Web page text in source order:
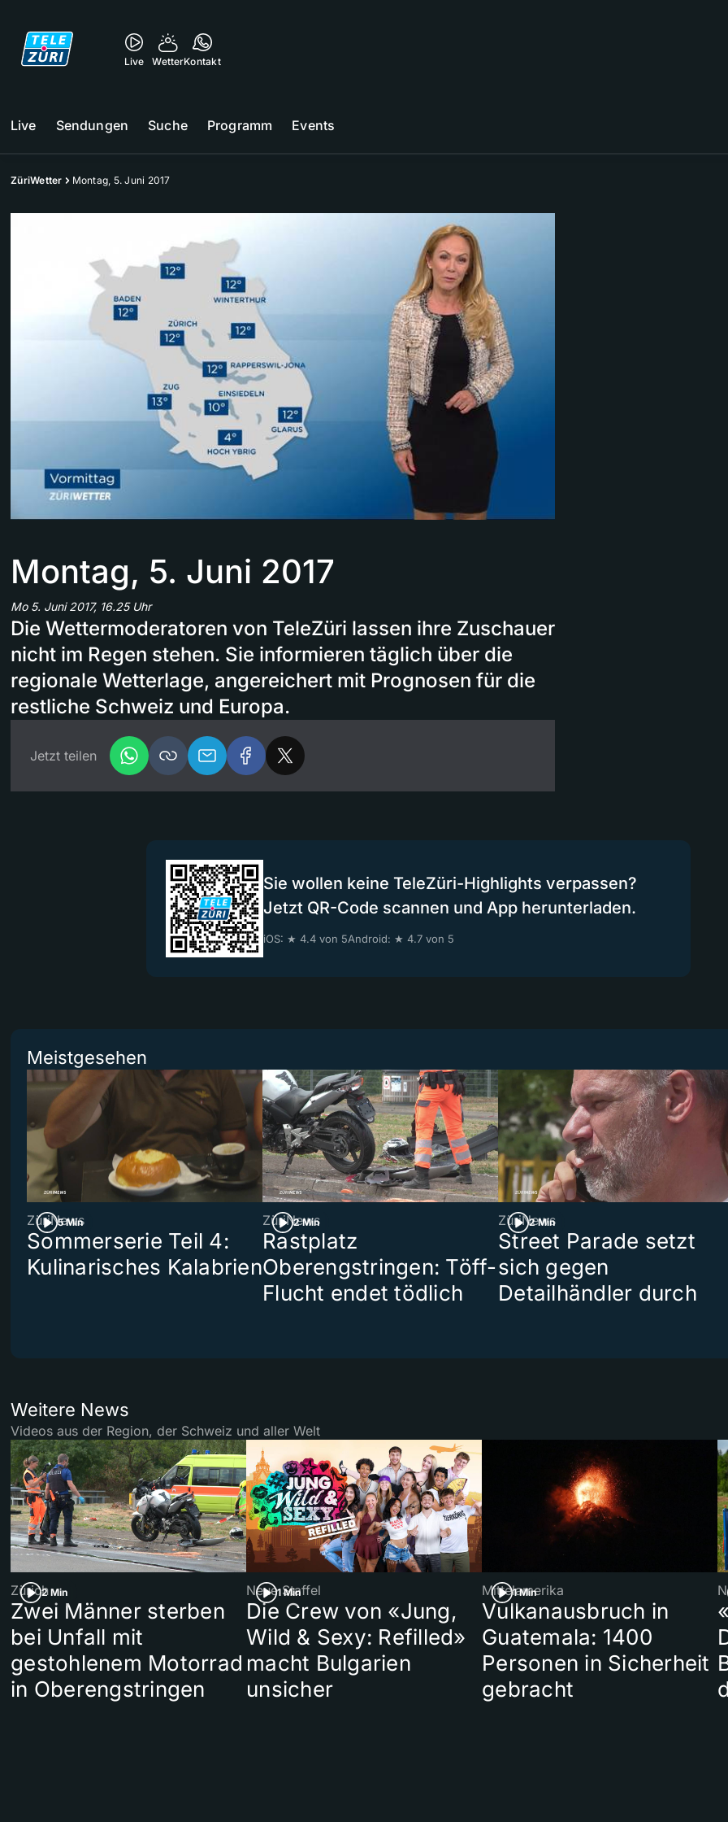
Live WetterKontakt
Live Sendungen Suche Programm Events
ZüriWetter Montag, 5. Juni 2017
Montag, 5. Juni 2017
Mo 5. Juni 2017, 16.25 Uhr
Die Wettermoderatoren von TeleZüri lassen ihre Zuschauer
nicht im Regen stehen. Sie informieren täglich über die
regionale Wetterlage, angereichert mit Prognosen für die
restliche Schweiz und Europa.
Jetzt teilen
Sie wollen keine TeleZüri-Highlights verpassen?
Jetzt QR-Code scannen und App herunterladen.
iOS: ★ 4.4 von 5Android: ★ 4.7 von 5
Meistgesehen
5 Min
ZüriNews
Sommerserie Teil 4:
Kulinarisches Kalabrien
2 Min
ZüriNews
Rastplatz
Oberengstringen: Töff-
Flucht endet tödlich
2 Min
ZüriNews
Street Parade setzt
sich gegen
Detailhändler durch
Weitere News
Videos aus der Region, der Schweiz und aller Welt
2 Min
Zürich
Zwei Männer sterben
bei Unfall mit
gestohlenem Motorrad
in Oberengstringen
1 Min
Neue Staffel
Die Crew von «Jung,
Wild & Sexy: Refilled»
macht Bulgarien
unsicher
1 Min
Mittelamerika
Vulkanausbruch in
Guatemala: 1400
Personen in Sicherheit
gebracht